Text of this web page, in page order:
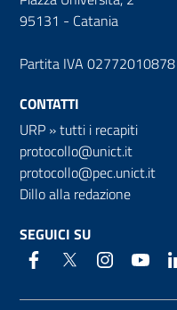
95131 - Catania
Partita IVA 02772010878
CONTATTI
URP »tutti i recapiti
protocollo@unict.it
protocollo@pec.unict.it
Dillo alla redazione
SEGUICI SU